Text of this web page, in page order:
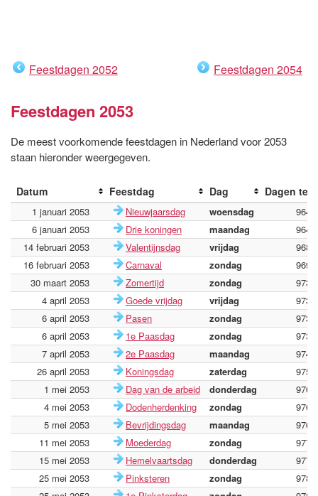
Feestdagen 2052 Feestdagen 2054
Feestdagen 2053
De meest voorkomende feestdagen in Nederland voor 2053
staan hieronder weergegeven.
Datum Feestdag Dag Dagen te
1 januari 2053 Nieuwjaarsdag woensdag
9644
6 januari 2053
Drie koningen maandag
9649
14 februari 2053
Valentijnsdag vrijdag
9688
16 februari 2053
Carnaval zondag
9690
30 maart 2053
Zomertijd zondag
9732
4 april 2053
Goede vrijdag vrijdag
9737
6 april 2053
Pasen zondag
9739
6 april 2053
1e Paasdag zondag
9739
7 april 2053
2e Paasdag maandag
9740
26 april 2053
Koningsdag zaterdag
9759
1 mei 2053
Dag van de arbeid donderdag
9764
4 mei 2053
Dodenherdenking zondag
9767
5 mei 2053
Bevrijdingsdag maandag
9768
11 mei 2053
Moederdag zondag
9774
15 mei 2053
Hemelvaartsdag donderdag
9778
25 mei 2053
Pinksteren zondag
9788